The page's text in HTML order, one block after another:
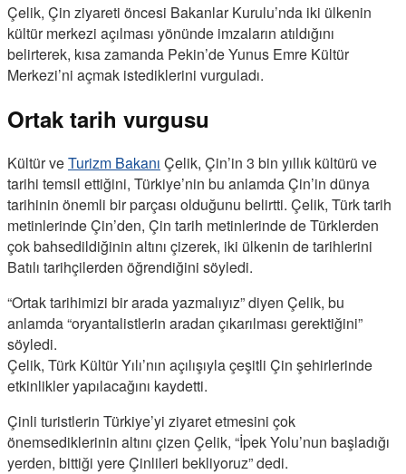
Çelik, Çin ziyareti öncesi Bakanlar Kurulu’nda iki ülkenin
kültür merkezi açılması yönünde imzaların atıldığını
belirterek, kısa zamanda Pekin’de Yunus Emre Kültür
Merkezi’ni açmak istediklerini vurguladı.
Ortak tarih vurgusu
Kültür veTurizm Bakanı Çelik, Çin’in 3 bin yıllık kültürü ve
tarihi temsil ettiğini, Türkiye’nin bu anlamda Çin’in dünya
tarihinin önemli bir parçası olduğunu belirtti. Çelik, Türk tarih
metinlerinde Çin’den, Çin tarih metinlerinde de Türklerden
çok bahsedildiğinin altını çizerek, iki ülkenin de tarihlerini
Batılı tarihçilerden öğrendiğini söyledi.
“Ortak tarihimizi bir arada yazmalıyız” diyen Çelik, bu
anlamda “oryantalistlerin aradan çıkarılması gerektiğini”
söyledi.
Çelik, Türk Kültür Yılı’nın açılışıyla çeşitli Çin şehirlerinde
etkinlikler yapılacağını kaydetti.
Çinli turistlerin Türkiye’yi ziyaret etmesini çok
önemsediklerinin altını çizen Çelik, “İpek Yolu’nun başladığı
yerden, bittiği yere Çinlileri bekliyoruz” dedi.